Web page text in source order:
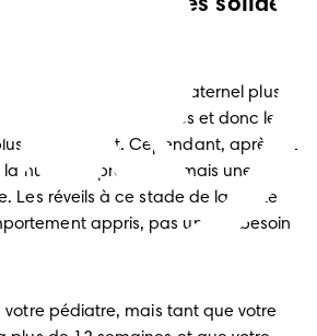
qui mangent des solides
bébés digèrent le lait maternel plus
maternisé et les solides et donc leurs
rapidement. Cependant, après 12
la nuit n'est presque jamais une
Les réveils à ce stade de la petite
appris, pas un vrai besoin
votre pédiatre, mais tant que votre